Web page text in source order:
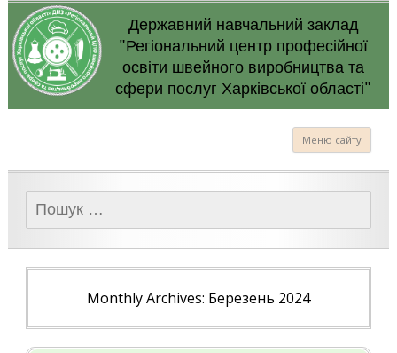
Державний навчальний заклад
"Регіональний центр професійної
освіти швейного виробництва та
сфери послуг Харківської області"
Меню сайту
Пошук:
Monthly Archives: Березень 2024